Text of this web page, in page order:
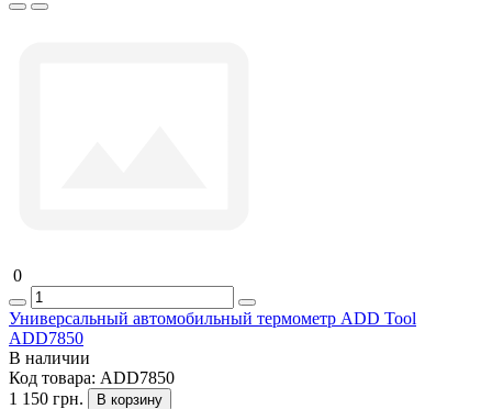
0
Универсальный автомобильный термометр ADD Tool
ADD7850
В наличии
Код товара: ADD7850
1 150 грн.
В корзину